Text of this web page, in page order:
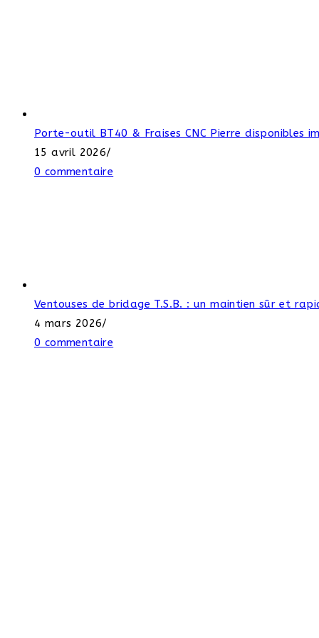
Porte-outil BT40 & Fraises CNC Pierre disponibles
15 avril 2026/
0 commentaire
Ventouses de bridage T.S.B. : un maintien sûr et
4 mars 2026/
0 commentaire